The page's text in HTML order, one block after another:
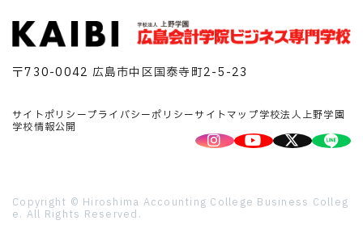
〒730-0042 広島市中区国泰寺町2-5-23
サイトポリシープライバシーポリシーサイトマップ学校法人上野学園
学校情報公開
Copyright © Hiroshima Accounting College Business Colleg
e. All Rights Reserved.